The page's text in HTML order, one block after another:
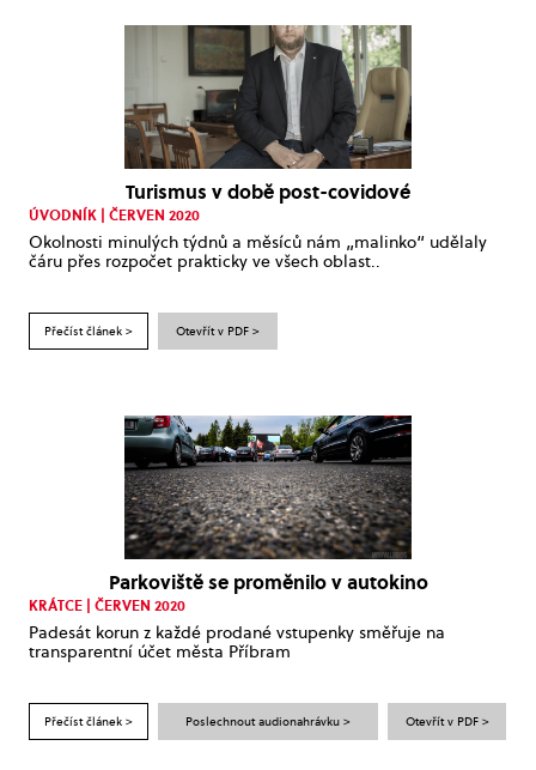
Turismus v době post-covidové
ÚVODNÍK | ČERVEN 2020
Okolnosti minulých týdnů a měsíců nám „malinko“ udělaly
čáru přes rozpočet prakticky ve všech oblast..
Přečíst článek > Otevřít v PDF >
Parkoviště se proměnilo v autokino
KRÁTCE | ČERVEN 2020
Padesát korun z každé prodané vstupenky směřuje na
transparentní účet města Příbram
Přečíst článek > Poslechnout audionahrávku > Otevřít v PDF >